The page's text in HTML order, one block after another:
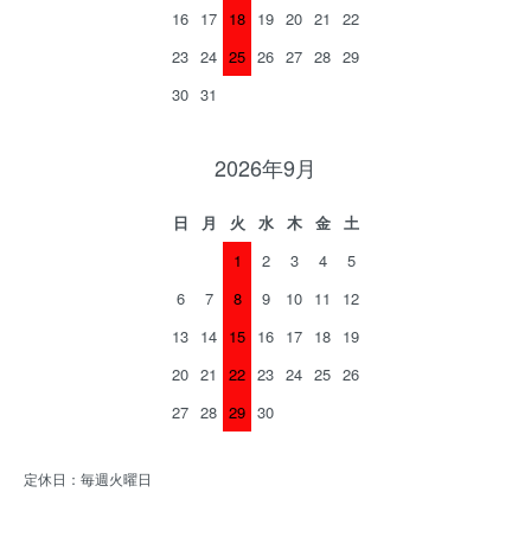
16 17 18 19 20 21
22
23 24 25 26 27 28 29
30 31
2026年9月
日 月 火 水 木 金
土
1
2 3 4
5
6
7 8 9 10 11
12
13 14 15 16 17 18 19
20 21 22 23 24 25 26
27 28 29 30
定休日：毎週火曜日